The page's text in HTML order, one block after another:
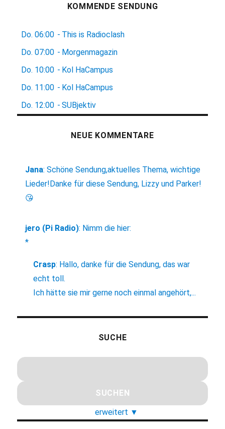
KOMMENDE SENDUNG
Do. 06:00 - This is Radioclash
Do. 07:00 - Morgenmagazin
Do. 10:00 - Kol HaCampus
Do. 11:00 - Kol HaCampus
Do. 12:00 - SUBjektiv
NEUE KOMMENTARE
Jana:Schöne Sendung,aktuelles Thema, wichtige
Lieder!Danke für diese Sendung, Lizzy und Parker!
😘
jero (Pi Radio): Nimm die hier:
*
Crasp: Hallo, danke für die Sendung, das war
echt toll.
Ich hätte sie mir gerne noch einmal angehört,...
SUCHE
erweitert ▼